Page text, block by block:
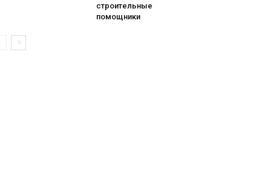
строительные
помощники